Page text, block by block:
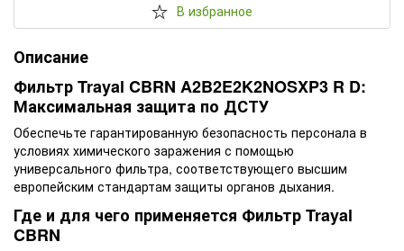
В избранное
Описание
Фильтр Trayal CBRN A2B2E2K2NOSXP3 R D:
Максимальная защита по ДСТУ
Обеспечьте гарантированную безопасность персонала в
условиях химического заражения с помощью
универсального фильтра, соответствующего высшим
европейским стандартам защиты органов дыхания.
Где и для чего применяется Фильтр Trayal
CBRN